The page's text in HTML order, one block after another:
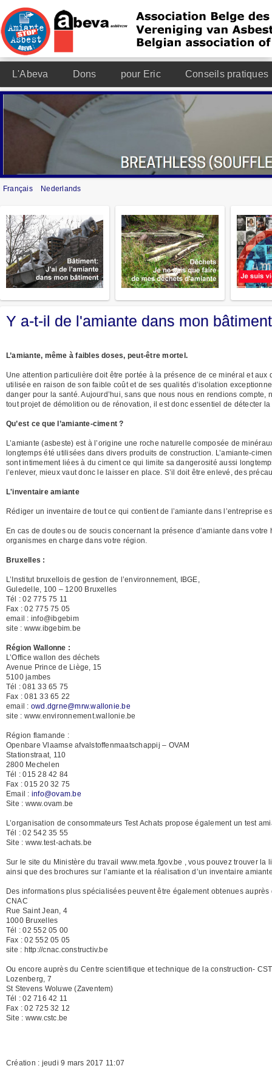
L'Abeva Dons pour Eric Conseils pratiques
Français Nederlands
Y a-t-il de l'amiante dans mon
L’amiante, même à faibles doses, peut-être mortel.
Une attention particulière doit être portée à la présence de ce minéral et
utilisée en raison de son faible coût et de ses qualités d’isolation
danger pour la santé. Aujourd’hui, sans que nous nous en rendions
tout projet de démolition ou de rénovation, il est donc essentiel de détecter
Qu’est ce que l’amiante-ciment ?
L’amiante (asbeste) est à l’origine une roche naturelle composée de
longtemps été utilisées dans divers produits de construction. L’amiante-
sont intimement liées à du ciment ce qui limite sa dangerosité aussi
l’enlever, mieux vaut donc le laisser en place. S’il doit être enlevé, des
L'inventaire amiante
Rédiger un inventaire de tout ce qui contient de l’amiante dans l’entreprise
En cas de doutes ou de soucis concernant la présence d’amiante dans
organismes en charge dans votre région.
Bruxelles :
L’Institut bruxellois de gestion de l’environnement, IBGE,
Guledelle, 100 – 1200 Bruxelles
Tél : 02 775 75 11
Fax : 02 775 75 05
email : info@ibgebim
site : www.ibgebim.be
Région Wallonne :
L’Office wallon des déchets
Avenue Prince de Liège, 15
5100 jambes
Tél : 081 33 65 75
Fax : 081 33 65 22
email : owd.dgrne@mrw.wallonie.be
site : www.environnement.wallonie.be
Région flamande :
Openbare Vlaamse afvalstoffenmaatschappij – OVAM
Stationstraat, 110
2800 Mechelen
Tél : 015 28 42 84
Fax : 015 20 32 75
Email : info@ovam.be
Site : www.ovam.be
L’organisation de consommateurs Test Achats propose également un test
Tél : 02 542 35 55
Site : www.test-achats.be
Sur le site du Ministère du travail www.meta.fgov.be , vous pouvez trouver
ainsi que des brochures sur l’amiante et la réalisation d’un inventaire
Des informations plus spécialisées peuvent être également obtenues
CNAC
Rue Saint Jean, 4
1000 Bruxelles
Tél : 02 552 05 00
Fax : 02 552 05 05
site : http://cnac.constructiv.be
Ou encore auprès du Centre scientifique et technique de la construction-
Lozenberg, 7
St Stevens Woluwe (Zaventem)
Tél : 02 716 42 11
Fax : 02 725 32 12
Site : www.cstc.be
Création : jeudi 9 mars 2017 11:07